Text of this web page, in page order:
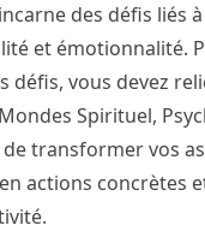
des défis liés
et émotionnalité.
défis, vous devez
Spirituel,
de transformer vos
actions concrètes